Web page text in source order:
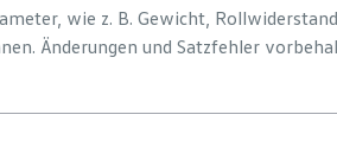
wie z. B. Gewicht,
Änderungen und Satzfehler